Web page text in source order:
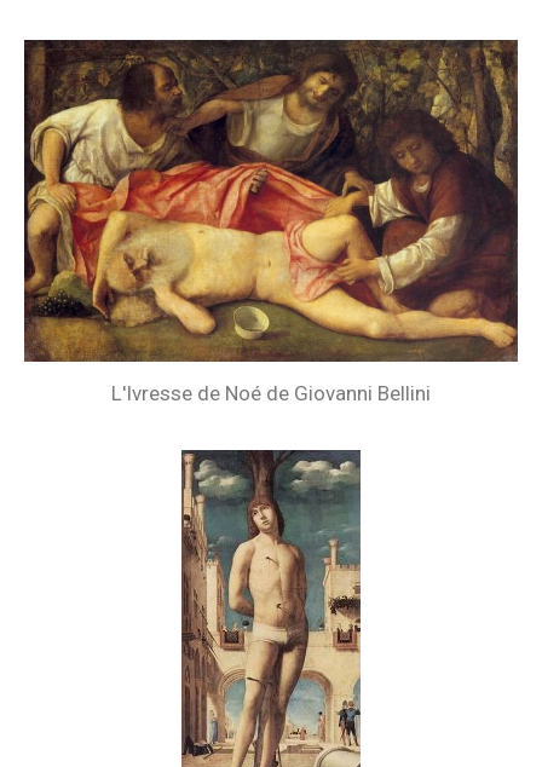
L'Ivresse de Noé de Giovanni Bellini